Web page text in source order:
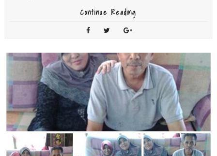
Continue Reading